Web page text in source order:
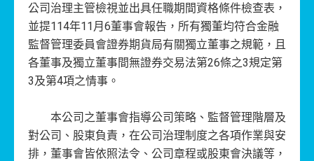
公司治理主管檢視並出具任職期間資格條件檢查表，
並提114年11月6董事會報告，所有獨董均符合金融
監督管理委員會證券期貨局有關獨立董事之規範，且
各董事及獨立董事間無證券交易法第26條之3規定第
3及第4項之情事。
本公司之董事會指導公司策略、監督管理階層及
對公司、股東負責，在公司治理制度之各項作業與安
排，董事會皆依照法令、公司章程或股東會決議等，